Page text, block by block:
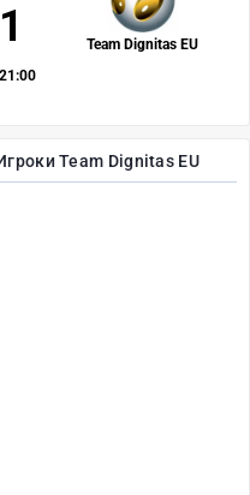
Team Dignitas EU
Team Dignitas EU
1